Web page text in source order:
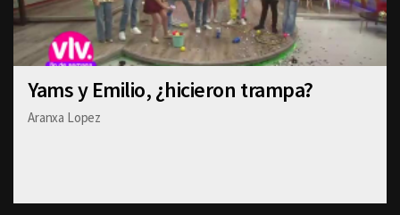
Yams y Emilio, ¿hicieron trampa?
Aranxa Lopez